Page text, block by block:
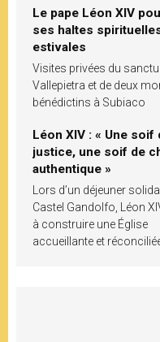
Le pape Léon XIV
ses haltes
estivales
Visites privées du
Vallepietra et de deux
bénédictins à Subiaco
Léon XIV : « Une soif
justice, une soif de
authentique »
Lors d’un déjeuner
Castel Gandolfo, Léon
à construire une Église
accueillante et